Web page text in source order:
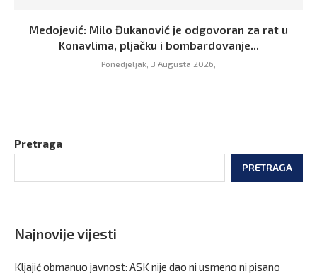
Medojević: Milo Đukanović je odgovoran za rat u
Konavlima, pljačku i bombardovanje...
Ponedjeljak, 3 Augusta 2026,
Pretraga
PRETRAGA
Najnovije vijesti
Kljajić obmanuo javnost: ASK nije dao ni usmeno ni pisano